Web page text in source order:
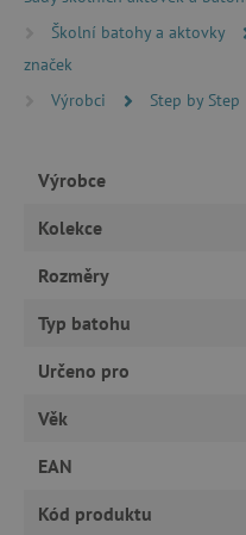
Školní batohy a aktovky
značek
Výrobci
Step by Step
Výrobce
Kolekce
Rozměry
Typ batohu
Určeno pro
Věk
EAN
Kód produktu
Nezbytně nutné
základní funkce
přihlášení uživatele